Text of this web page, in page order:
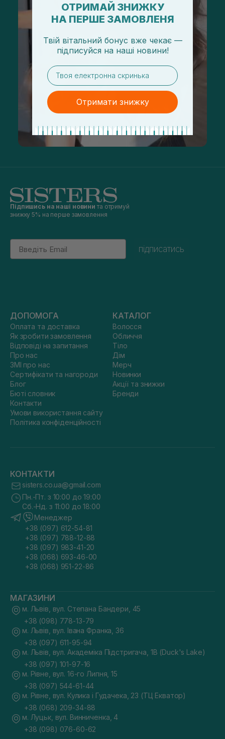
Підпишись на наші новини та отримуй
знижку 5% на перше замовлення
Email
підписатись
ДОПОМОГА
Оплата та доставка
Як зробити замовлення
Відповіді на запитання
Про нас
ЗМІ про нас
Сертифікати та нагороди
Блог
Бюті словник
Контакти
Умови використання сайту
Політика конфіденційності
КАТАЛОГ
Волосся
Обличчя
Тіло
Дім
Мерч
Новинки
Акції та знижки
Бренди
КОНТАКТИ
sisters.co.ua@gmail.com
Пн.-Пт. з 10:00 до 19:00
Сб.-Нд. з 11:00 до 18:00
Менеджер
+38 (097) 612-54-81
+38 (097) 788-12-88
+38 (097) 983-41-20
+38 (068) 693-46-00
+38 (068) 951-22-86
МАГАЗИНИ
м. Львів, вул. Степана Бандери, 45
+38 (098) 778-13-79
м. Львів, вул. Івана Франка, 36
+38 (097) 611-95-94
м. Львів, вул. Академіка Підстригача, 1В (Duck's Lake)
+38 (097) 101-97-16
м. Рівне, вул. 16-го Липня, 15
+38 (097) 544-61-44
м. Рівне, вул. Кулика і Гудачека, 23 (ТЦ Екватор)
+38 (068) 209-34-88
м. Луцьк, вул. Винниченка, 4
+38 (098) 076-60-62
ОТРИМАЙ ЗНИЖКУ
НА ПЕРШЕ ЗАМОВЛЕНЯ
Твій вітальний бонус вже чекає —
підписуйся на наші новини!
email
Отримати знижку